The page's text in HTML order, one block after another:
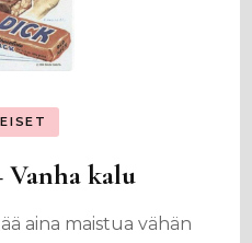
kalu
aina maistua vähän